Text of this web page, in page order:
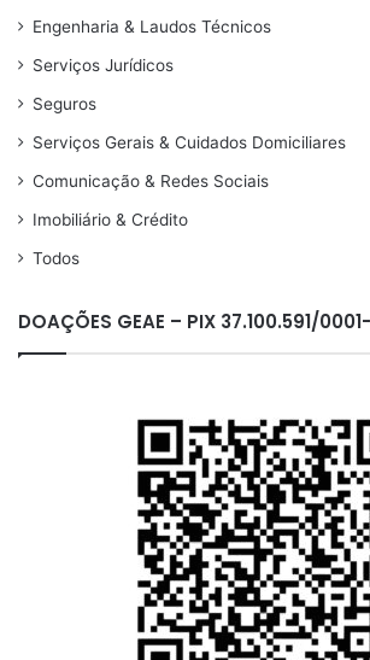
Engenharia & Laudos Técnicos
Serviços Jurídicos
Seguros
Serviços Gerais & Cuidados Domiciliares
Comunicação & Redes Sociais
Imobiliário & Crédito
Todos
DOAÇÕES GEAE – PIX 37.100.591/